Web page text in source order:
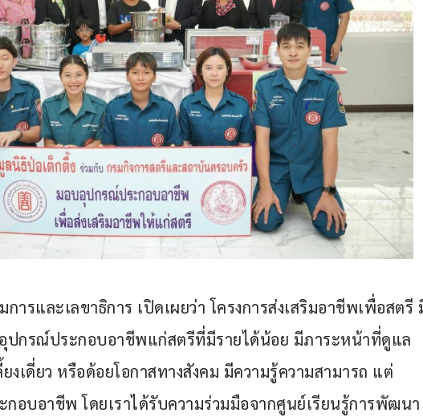
การและเลขาธิการ เปิดเผยว่า โครงการส่งเสริมอาชีพเพื่อสตรี
ปกรณ์ประกอบอาชีพแก่สตรีที่มีรายได้น้อย มีภาระหน้าที่ดูแล
งเดี่ยว หรือด้อยโอกาสทางสังคม มีความรู้ความสามารถ แต่
อบอาชีพ โดยเราได้รับความร่วมมือจากศูนย์เรียนรู้การพัฒนา